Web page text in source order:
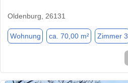
Oldenburg, 26131
Wohnung ca. 70,00 m² Zimmer 3